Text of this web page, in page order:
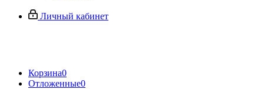
Личный кабинет
Корзина0
Отложенные0